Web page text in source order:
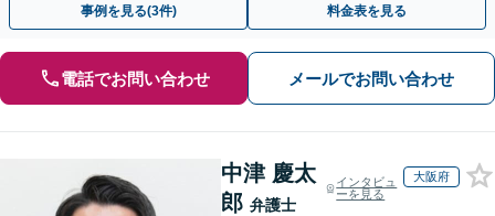
事例を見る(3件) 料金表を見る
電話でお問い合わせ メールでお問い合わせ
中津 慶太
郎 弁護士
インタビュ
ーを見る
大阪府